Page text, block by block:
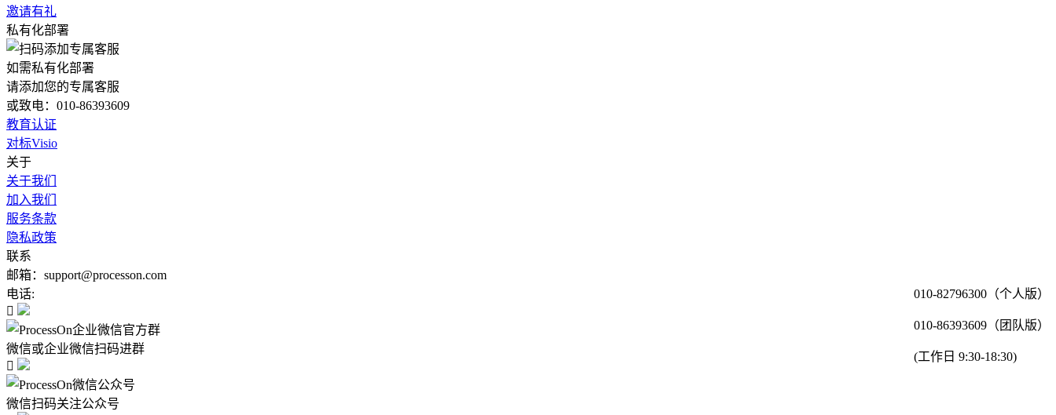
邀请有礼
私有化部署
如需私有化部署
请添加您的专属客服
或致电：010-86393609
教育认证
对标Visio
关于
关于我们
加入我们
服务条款
隐私政策
联系
邮箱：support@processon.com
电话:
010-82796300（个人版）
010-86393609（团队版）
(工作日 9:30-18:30)

微信或企业微信扫码进群

微信扫码关注公众号